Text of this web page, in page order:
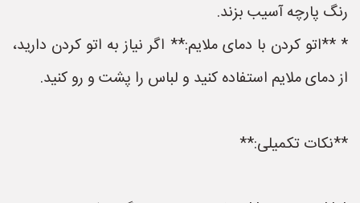
رنگ پارچه آسیب بزند.
* **اتو کردن با دمای ملایم:** اگر نیاز به اتو کردن دارید،
از دمای ملایم استفاده کنید و لباس را پشت و رو کنید.
**نکات تکمیلی:**